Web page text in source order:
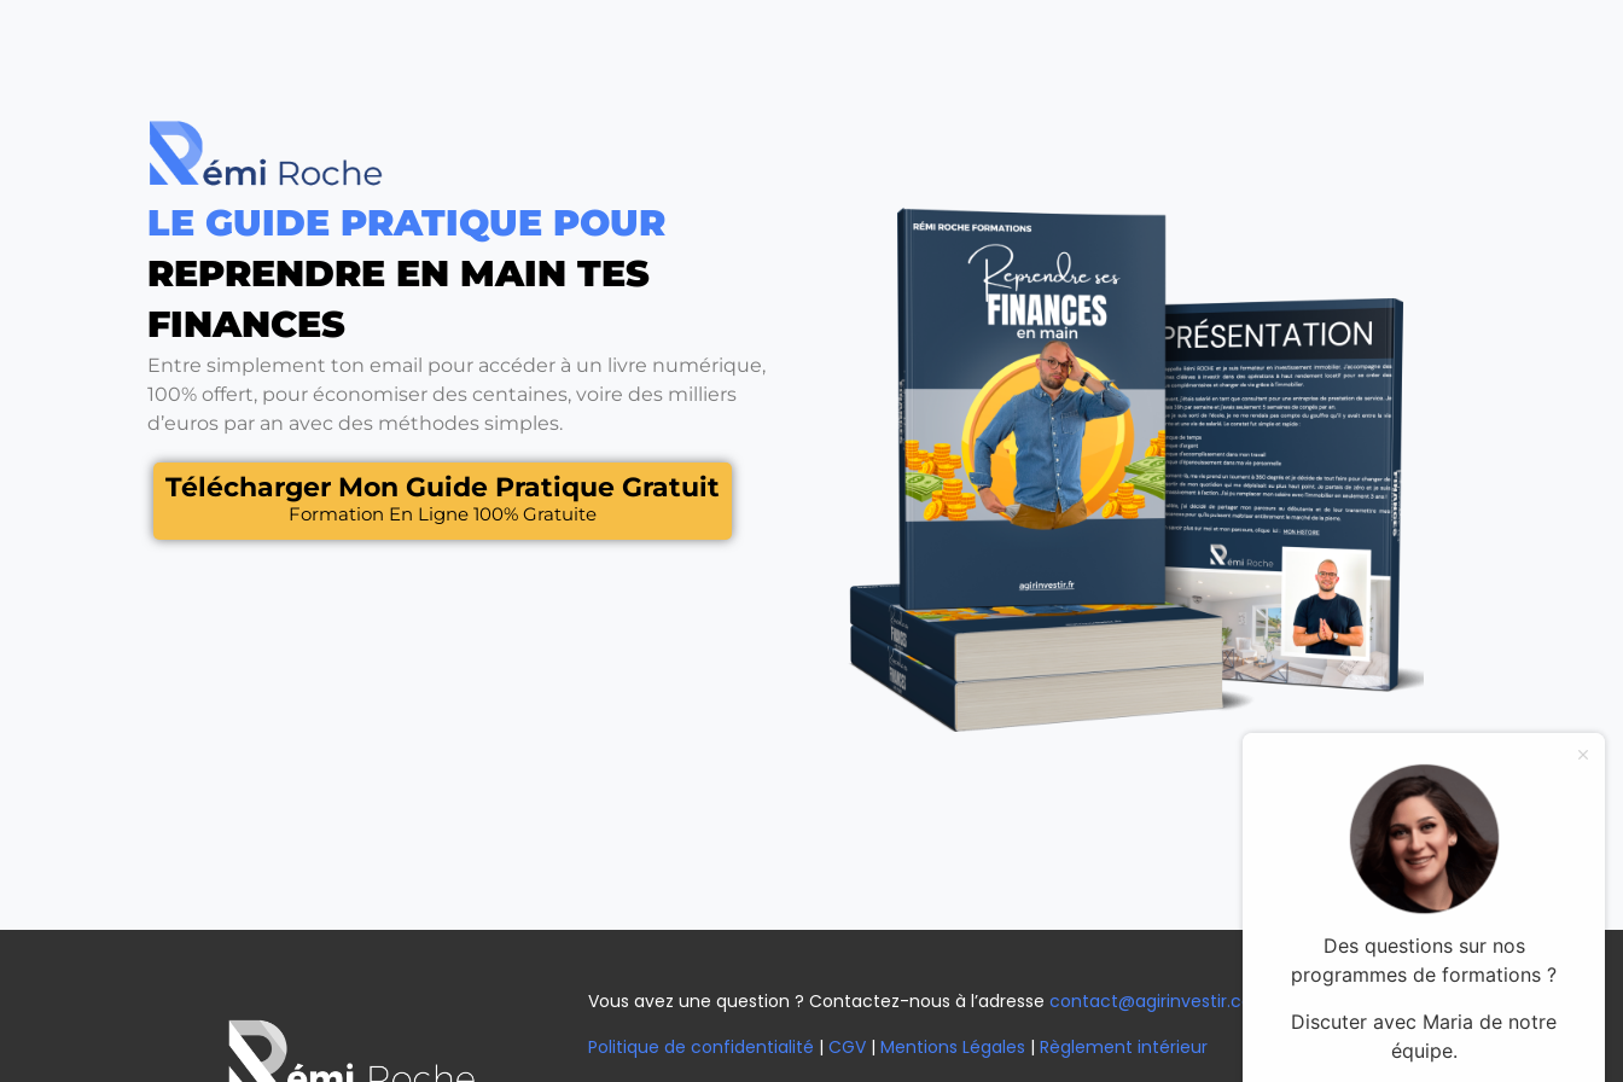
LE GUIDE PRATIQUE POUR
REPRENDRE EN MAIN TES
FINANCES
Entre simplement ton email pour accéder à un livre numérique,
100% offert, pour économiser des centaines, voire des milliers
d’euros par an avec des méthodes simples.
Télécharger Mon Guide Pratique Gratuit
Formation En Ligne 100% Gratuite
Vous avez une question ? Contactez-nous à l’adresse contact@agirinvestir.com
Politique de confidentialité | CGV| Mentions Légales | Règlement intérieur
Des questions sur nos
programmes de formations ?
Discuter avec Maria de notre
équipe.